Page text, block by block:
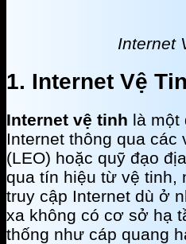
Internet
1. Internet Vệ
Internet vệ tinh là một
Internet thông qua các
(LEO) hoặc quỹ đạo
qua tín hiệu từ vệ tinh,
truy cập Internet dù ở
xa không có cơ sở hạ
thống như cáp quang